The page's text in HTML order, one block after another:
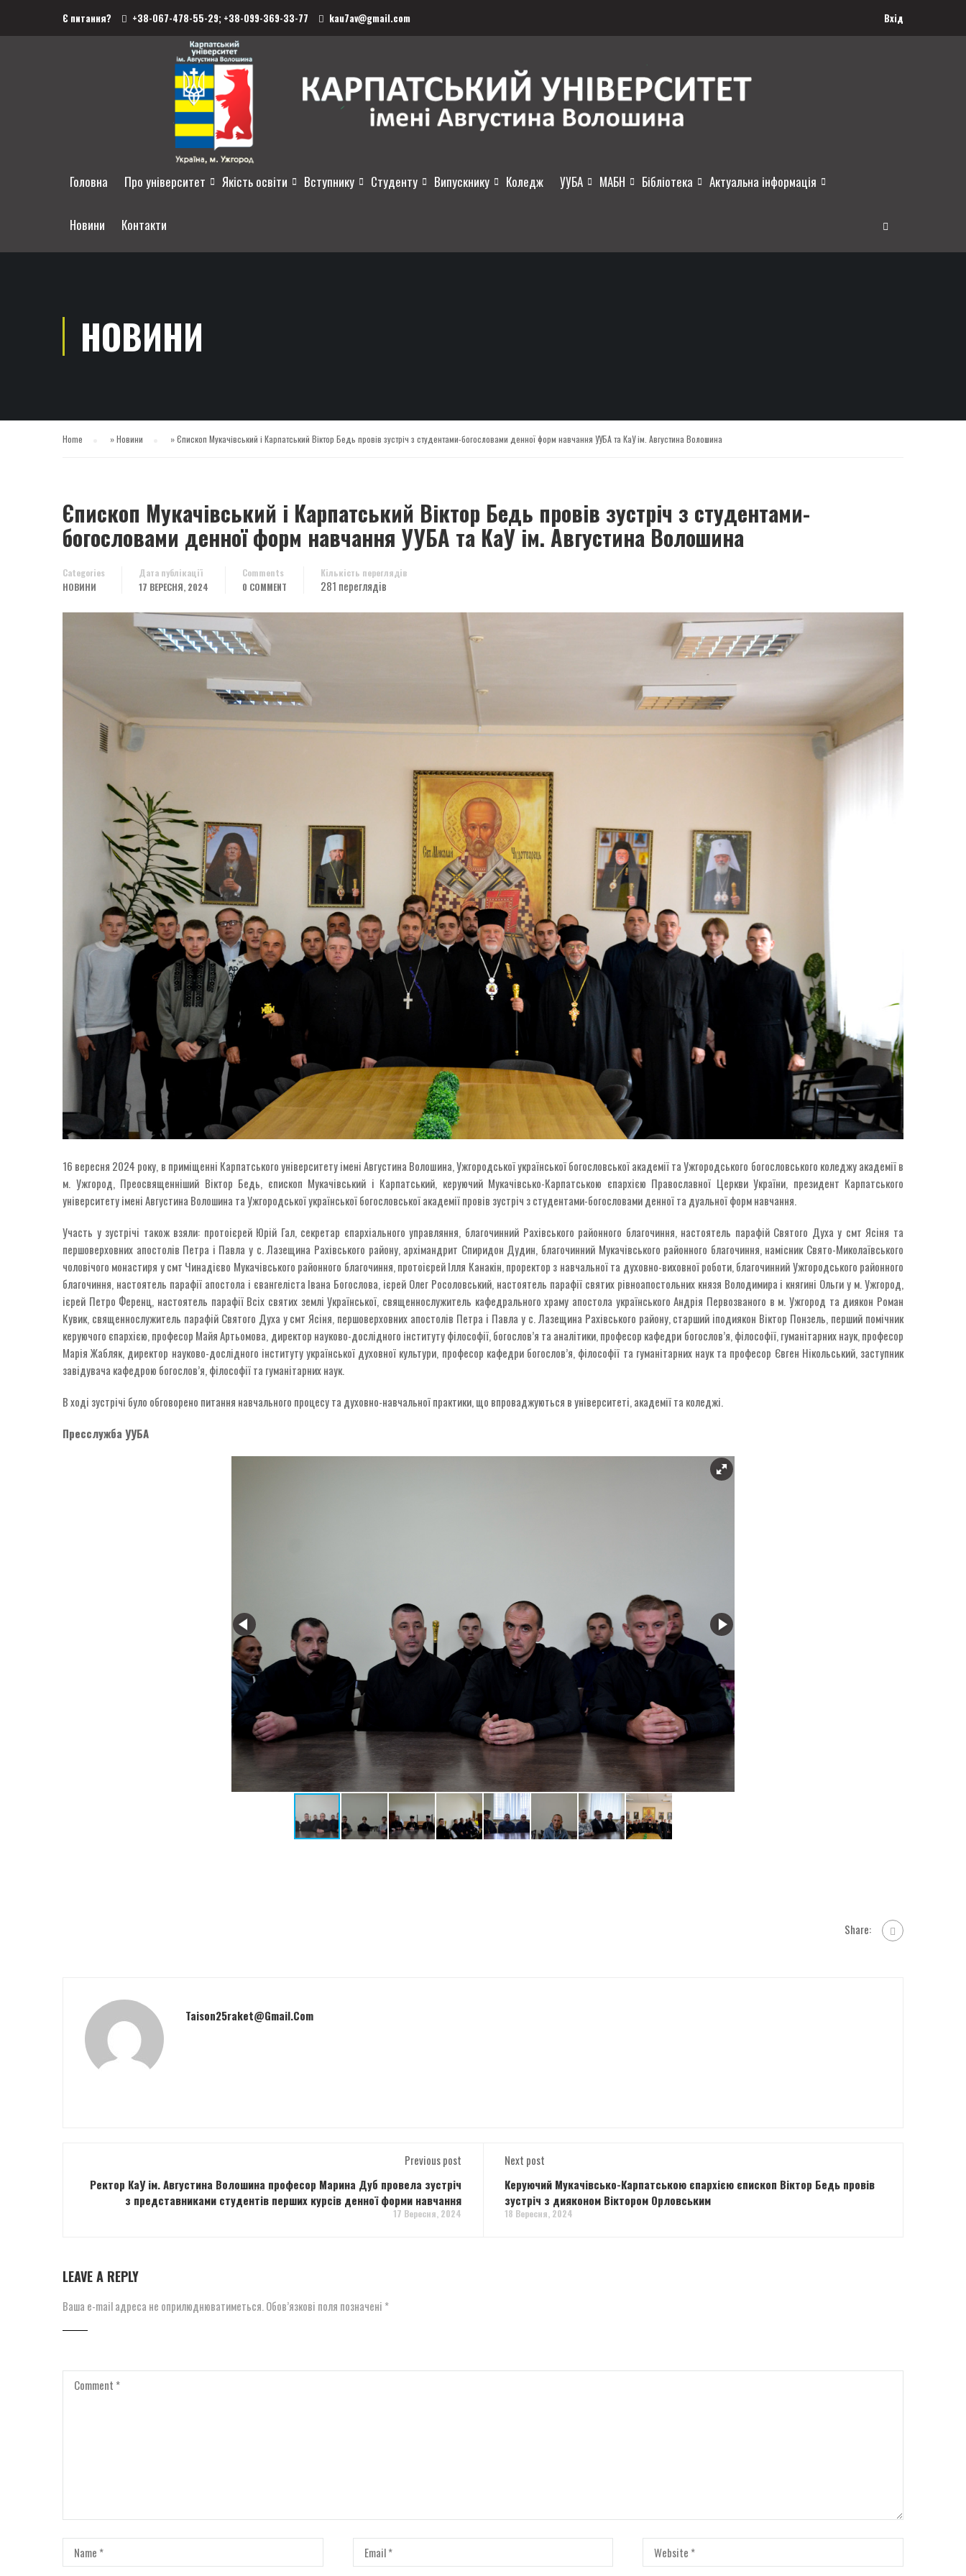
Є питання? +38-067-478-55-29; +38-099-369-33-77 kau7av@gmail.com Вхід
Головна Про університет Якість освіти Вступнику Студенту Випускнику Коледж УУБА МАБН Бібліотека Актуальна інформація
Новини Контакти
НОВИНИ
Home »Новини »Єпископ Мукачівський і Карпатський Віктор Бедь провів зустріч з студентами-богословами денної форм навчання УУБА та КаУ ім. Августина Волошина
Єпископ Мукачівський і Карпатський Віктор Бедь провів зустріч з студентами-
богословами денної форм навчання УУБА та КаУ ім. Августина Волошина
Categories
НОВИНИ
Дата публікації
17 ВЕРЕСНЯ, 2024
Comments
0 COMMENT
Кількість переглядів
281 переглядів
16 вересня 2024 року, в приміщенні Карпатського університету імені Августина Волошина, Ужгородської української богословської академії та Ужгородського богословського коледжу академії в
м. Ужгород, Преосвященніший Віктор Бедь, єпископ Мукачівський і Карпатський, керуючий Мукачівсько-Карпатською єпархією Православної Церкви України, президент Карпатського
університету імені Августина Волошина та Ужгородської української богословської академії провів зустріч з студентами-богословами денної та дуальної форм навчання.
Участь у зустрічі також взяли: протоієрей Юрій Гал, секретар єпархіального управляння, благочинний Рахівського районного благочиння, настоятель парафій Святого Духа у смт Ясіня та
першоверховних апостолів Петра і Павла у с. Лазещина Рахівського району, архімандрит Спиридон Дудин, благочинний Мукачівського районного благочиння, намісник Свято-Миколаївського
чоловічого монастиря у смт Чинадієво Мукачівського районного благочиння, протоієрей Ілля Канакін, проректор з навчальної та духовно-виховної роботи, благочинний Ужгородського районного
благочиння, настоятель парафії апостола і євангеліста Івана Богослова, ієрей Олег Росоловський, настоятель парафії святих рівноапостольних князя Володимира і княгині Ольги у м. Ужгород,
ієрей Петро Ференц, настоятель парафії Всіх святих землі Української, священнослужитель кафедрального храму апостола українського Андрія Первозваного в м. Ужгород та диякон Роман
Кувик, священнослужитель парафій Святого Духа у смт Ясіня, першоверховних апостолів Петра і Павла у с. Лазещина Рахівського району, старший іподиякон Віктор Понзель, перший помічник
керуючого єпархією, професор Майя Артьомова, директор науково-дослідного інституту філософії, богослов’я та аналітики, професор кафедри богослов’я, філософії, гуманітарних наук, професор
Марія Жабляк, директор науково-дослідного інституту української духовної культури, професор кафедри богослов’я, філософії та гуманітарних наук та професор Євген Нікольський, заступник
завідувача кафедрою богослов’я, філософії та гуманітарних наук.
В ході зустрічі було обговорено питання навчального процесу та духовно-навчальної практики, що впроваджуються в університеті, академії та коледжі.
Пресслужба УУБА
Share:
Taison25raket@gmail.com
Previous post
Ректор КаУ ім. Августина Волошина професор Марина Дуб провела зустріч
з представниками студентів перших курсів денної форми навчання
17 Вересня, 2024
Next post
Керуючий Мукачівсько-Карпатською єпархією єпископ Віктор Бедь провів
зустріч з дияконом Віктором Орловським
18 Вересня, 2024
LEAVE A REPLY
Ваша e-mail адреса не оприлюднюватиметься. Обов’язкові поля позначені *